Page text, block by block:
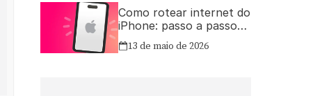
Como rotear internet do
iPhone: passo a passo
para compartilhar a
conexão
13 de maio de 2026